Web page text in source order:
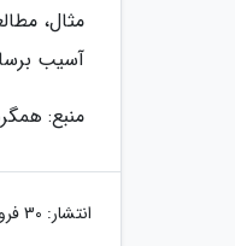
مثال،
آسیب
منبع:
انتشار: 30 فروردین 1400